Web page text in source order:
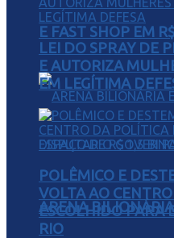
E FAST SHOP EM
ARENA
LEI DO SPRAY DE
E AUTORIZA
EM LEGÍTIMA
POLÊMICO E
VOLTA AO
ESCOLHIDO PARA
RIO